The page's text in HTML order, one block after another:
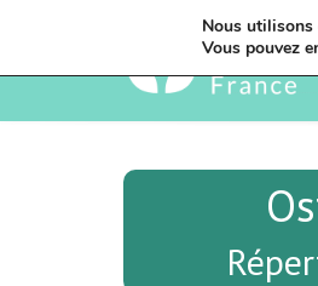
Nous utilisons
Vous pouvez